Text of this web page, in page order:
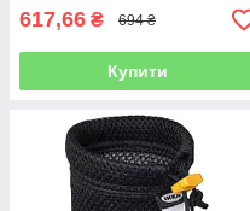
617,66 ₴ 694 ₴
Купити